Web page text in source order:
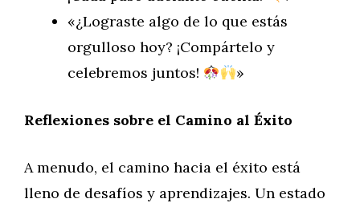
«¿Lograste algo de lo que estás
orgulloso hoy? ¡Compártelo y
celebremos juntos!
»
Reflexiones sobre el Camino al Éxito
A menudo, el camino hacia el éxito está
lleno de desafíos y aprendizajes. Un estado